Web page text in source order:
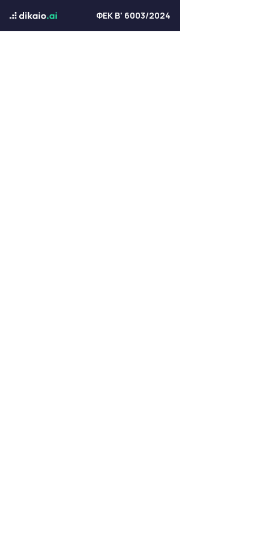
ΦΕΚ Β' 6003/2024